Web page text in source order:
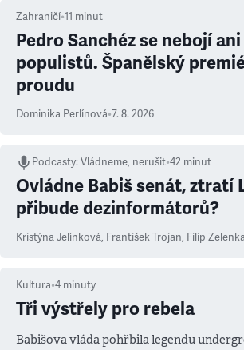
Zahraničí•11 minut
Pedro Sanchéz se nebojí
populistů. Španělský
proudu
Dominika Perlínová•7. 8. 2026
Podcasty:Vládneme, nerušit•42 minut
Ovládne Babiš senát, ztratí
přibude dezinformátorů?
Kristýna Jelínková, František Trojan, Filip
Kultura•4 minuty
Tři výstřely pro rebela
Babišova vláda pohřbila legendu